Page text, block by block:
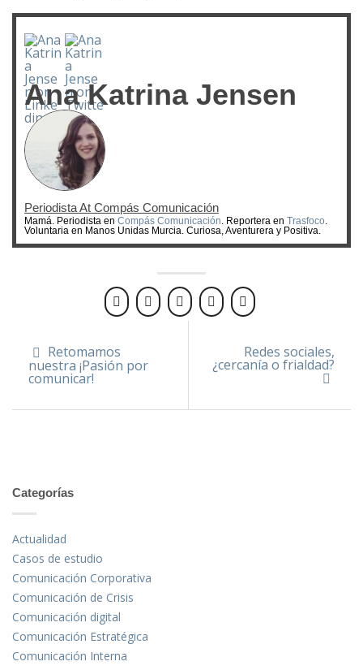
Ana Katrina Jensen
PeriodistaAt Compás Comunicación
Mamá. Periodista en Compás Comunicación . Reportera en Trasfoco
Voluntaria en Manos Unidas Murcia. Curiosa, Aventurera y Positiva.
Retomamos
nuestra ¡Pasión por
comunicar!
Redes sociales,
¿cercanía o frialdad?
Categorías
Actualidad
Casos de estudio
Comunicación Corporativa
Comunicación de Crisis
Comunicación digital
Comunicación Estratégica
Comunicación Interna